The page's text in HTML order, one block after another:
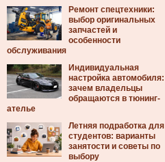
Ремонт спецтехники:
выбор оригинальных
запчастей и
особенности
обслуживания
Индивидуальная
настройка автомобиля:
зачем владельцы
обращаются в тюнинг-
ателье
Летняя подработка для
студентов: варианты
занятости и советы по
выбору